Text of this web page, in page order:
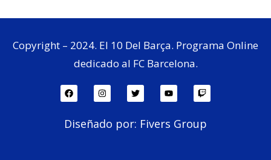
Copyright – 2024. El 10 Del Barça. Programa Online
dedicado al FC Barcelona.
Diseñado por: Fivers Group